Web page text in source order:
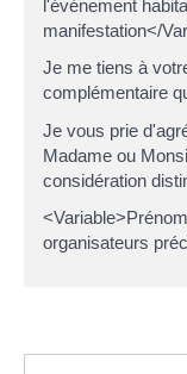
l'événement
manifestation</
Je me tiens à
complémentaire
Je vous prie
Madame ou
considération
organisateurs